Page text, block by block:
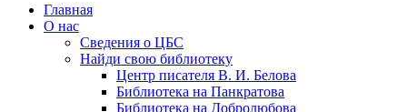
Главная
О нас
Сведения о ЦБС
Найди свою библиотеку
Центр писателя В. И. Белова
Библиотека на Панкратова
Библиотека на Добролюбова